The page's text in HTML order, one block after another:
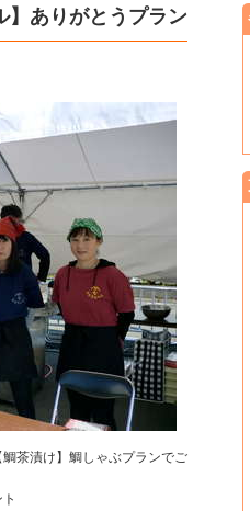
】ありがとうプラン
茶漬け】鯛しゃぶプランでご